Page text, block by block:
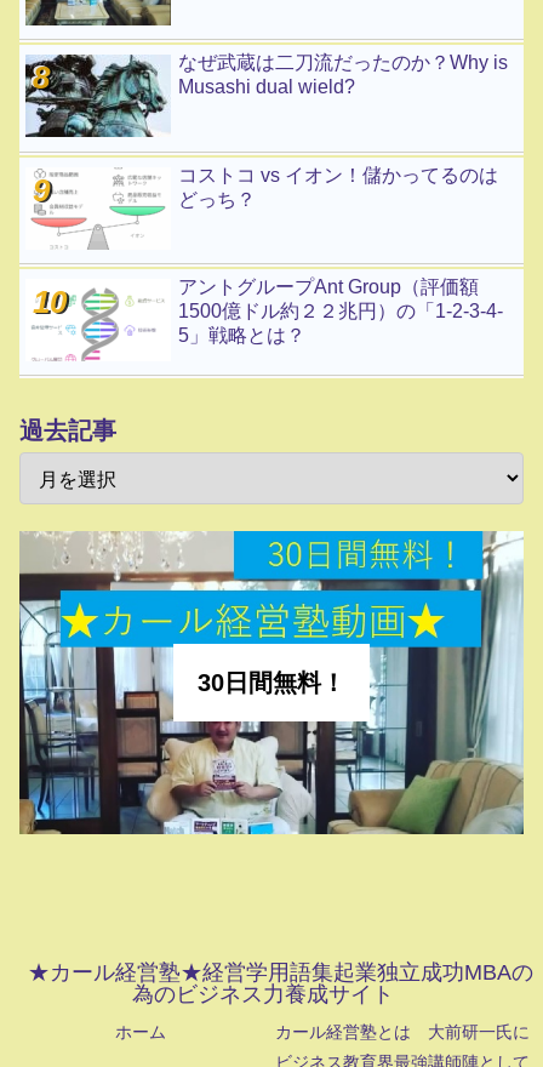
なぜ武蔵は二刀流だったのか？Why is
Musashi dual wield?
コストコ vs イオン！儲かってるのは
どっち？
アントグループAnt Group（評価額
1500億ドル約２２兆円）の「1-2-3-4-
5」戦略とは？
過去記事
30日間無料！
★カール経営塾★経営学用語集起業独立成功MBAの
為のビジネス力養成サイト
ホーム
カール経営塾とは 大前研一氏に
ビジネス教育界最強講師陣として